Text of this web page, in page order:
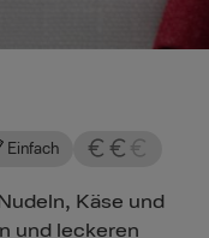
Einfach
Käse und
und leckeren